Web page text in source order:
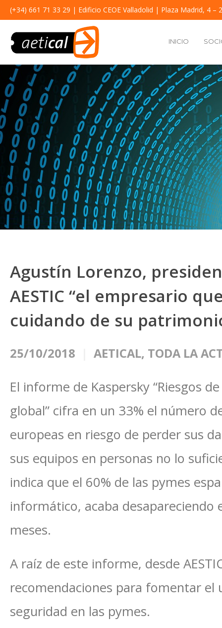
(+34) 661 71 33 29 | Edificio CEOE Valladolid | Plaza Madrid, 4 –
INICIO
Agustín Lorenzo,
AESTIC “el empresario
cuidando de su
25/10/2018 AETICAL, TODA LA
El informe de Kaspersky “Riesgos
global” cifra en un 33% el número
europeas en riesgo de perder sus
sus equipos en personas no lo
indica que el 60% de las pymes
informático, acaba desapareciendo
meses.
A raíz de este informe, desde
recomendaciones para fomentar el
seguridad en las pymes.